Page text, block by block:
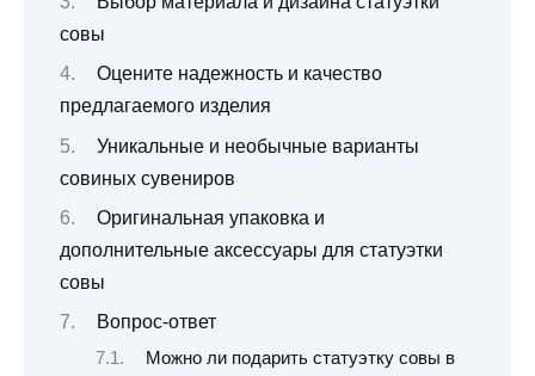
совы
Оцените надежность и качество
предлагаемого изделия
Уникальные и необычные варианты
совиных сувениров
Оригинальная упаковка и
дополнительные аксессуары для статуэтки
совы
Вопрос-ответ
Можно ли подарить статуэтку совы в